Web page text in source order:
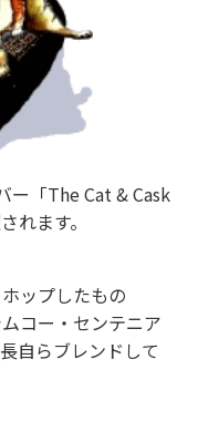
ー「The Cat & Cask
れます。
ップしたもの
コー・センテニア
自らブレンドして